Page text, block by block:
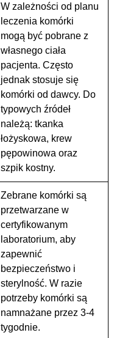
W zależności od planu
leczenia komórki
mogą być pobrane z
własnego ciała
pacjenta. Często
jednak stosuje się
komórki od dawcy. Do
typowych źródeł
należą: tkanka
łożyskowa, krew
pępowinowa oraz
szpik kostny.
Zebrane komórki są
przetwarzane w
certyfikowanym
laboratorium, aby
zapewnić
bezpieczeństwo i
sterylność. W razie
potrzeby komórki są
namnażane przez 3-4
tygodnie.